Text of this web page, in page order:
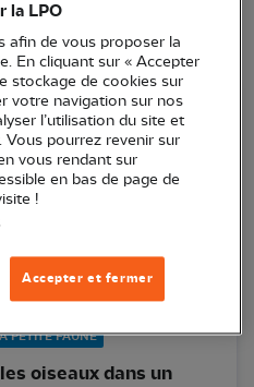
PETITE FAUNE
oiseaux dans un
la LPO
afin de vous proposer la
En cliquant sur « Accepter
stockage de cookies sur
votre navigation sur nos
l’utilisation du site et
Vous pourrez revenir sur
vous rendant sur
en bas de page de
!
Accepter et fermer